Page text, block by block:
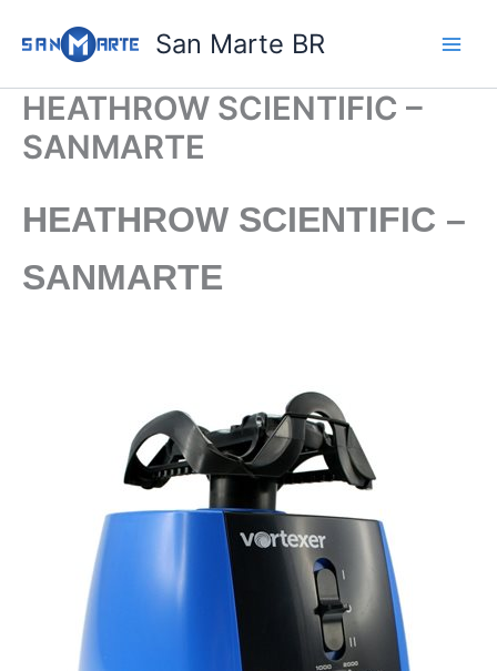
para
conteúdo
San Marte BR
HEATHROW SCIENTIFIC –
SANMARTE
HEATHROW SCIENTIFIC –
SANMARTE